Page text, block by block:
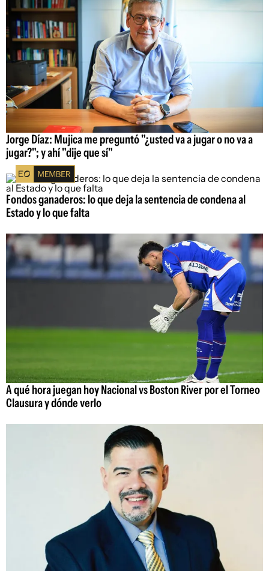
Jorge Díaz: Mujica me preguntó "¿usted va a jugar o no va a
jugar?"; y ahí "dije que sí"
Fondos ganaderos: lo que deja la sentencia de condena al
Estado y lo que falta
A qué hora juegan hoy Nacional vs Boston River por el Torneo
Clausura y dónde verlo